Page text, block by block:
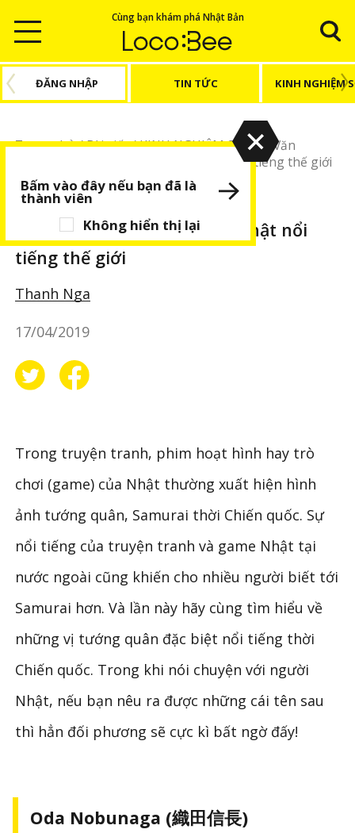
Cùng bạn khám phá Nhật Bản
ĐĂNG NHẬP TIN TỨC KINH NGHIỆM
Trang chủ/Bài viết/KINH NGHIỆM SỐNG/ Văn
Những tướng quân người Nhật nổi tiếng thế giới
KINH NGHIỆM SỐNG Văn hoá
Những tướng quân người Nhật nổi
tiếng thế giới
Thanh Nga
17/04/2019
Trong truyện tranh, phim hoạt hình hay trò
chơi (game) của Nhật thường xuất hiện hình
ảnh tướng quân, Samurai thời Chiến quốc. Sự
nổi tiếng của truyện tranh và game Nhật tại
nước ngoài cũng khiến cho nhiều người biết tới
Samurai hơn. Và lần này hãy cùng tìm hiểu về
những vị tướng quân đặc biệt nổi tiếng thời
Chiến quốc. Trong khi nói chuyện với người
Nhật, nếu bạn nêu ra được những cái tên sau
thì hẳn đối phương sẽ cực kì bất ngờ đấy!
Oda Nobunaga (織田信長)
Không hiển thị lại
Bấm vào đây nếu bạn đã là
thành viên